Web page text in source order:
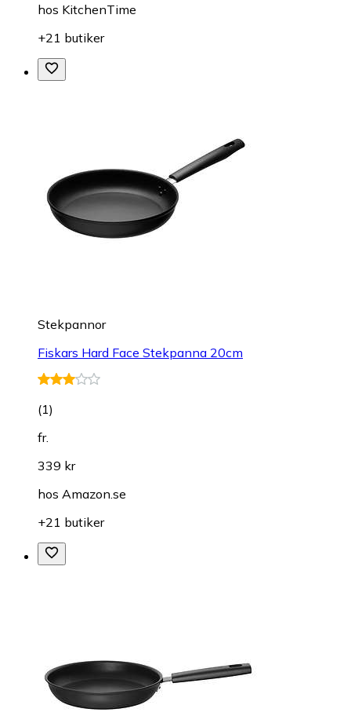
hos KitchenTime
+21 butiker
Stekpannor
Fiskars Hard Face Stekpanna 20cm
(1)
fr.
339 kr
hos Amazon.se
+21 butiker